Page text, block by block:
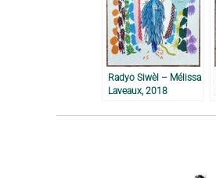
Radyo Siwèl – Mélissa
Laveaux, 2018